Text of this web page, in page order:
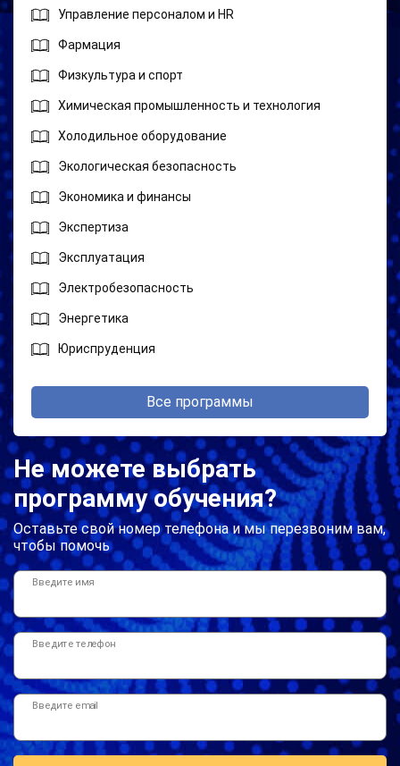
Управление персоналом и HR
Фармация
Физкультура и спорт
Химическая промышленность и технология
Холодильное оборудование
Экологическая безопасность
Экономика и финансы
Экспертиза
Эксплуатация
Электробезопасность
Энергетика
Юриспруденция
Все программы
Не можете выбрать
программу обучения?
Оставьте свой номер телефона и мы перезвоним вам,
чтобы помочь
Введите имя
Введите телефон
Введите email